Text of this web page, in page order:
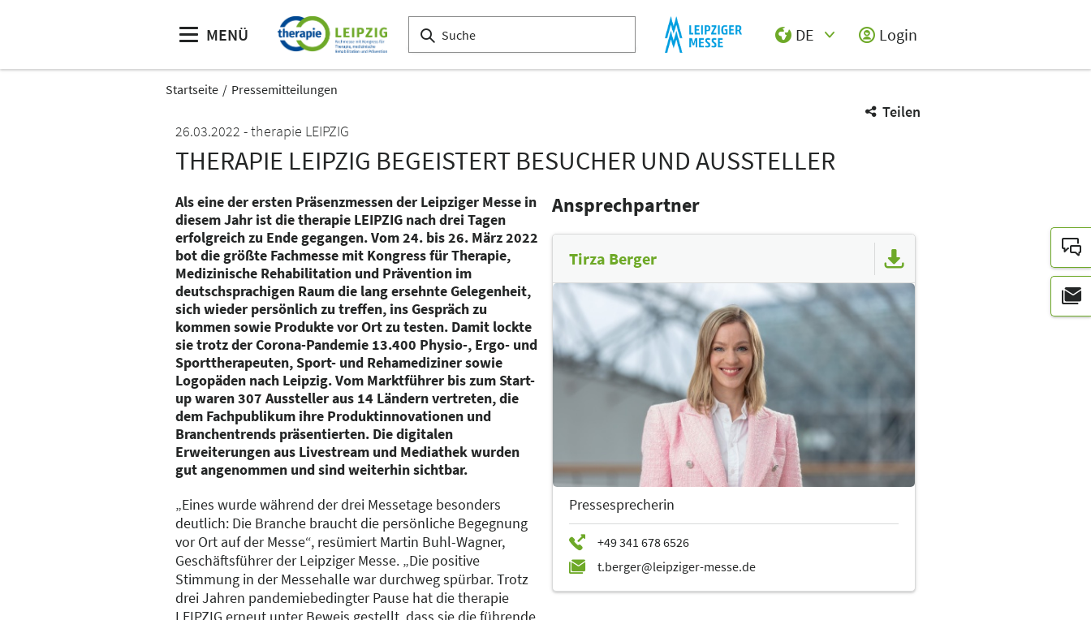
MENÜ
DE
Login
Startseite Pressemitteilungen
Teilen
26.03.2022
therapie LEIPZIG
THERAPIE LEIPZIG BEGEISTERT BESUCHER UND AUSSTELLER
Als eine der ersten Präsenzmessen der Leipziger Messe in
diesem Jahr ist die therapie LEIPZIG nach drei Tagen
erfolgreich zu Ende gegangen. Vom 24. bis 26. März 2022
bot die größte Fachmesse mit Kongress für Therapie,
Medizinische Rehabilitation und Prävention im
deutschsprachigen Raum die lang ersehnte Gelegenheit,
sich wieder persönlich zu treffen, ins Gespräch zu
kommen sowie Produkte vor Ort zu testen. Damit lockte
sie trotz der Corona-Pandemie 13.400 Physio-, Ergo- und
Sporttherapeuten, Sport- und Rehamediziner sowie
Logopäden nach Leipzig. Vom Marktführer bis zum Start-
up waren 307 Aussteller aus 14 Ländern vertreten, die
dem Fachpublikum ihre Produktinnovationen und
Branchentrends präsentierten. Die digitalen
Erweiterungen aus Livestream und Mediathek wurden
gut angenommen und sind weiterhin sichtbar.
„Eines wurde während der drei Messetage besonders
deutlich: Die Branche braucht die persönliche Begegnung
vor Ort auf der Messe“, resümiert Martin Buhl-Wagner,
Geschäftsführer der Leipziger Messe. „Die positive
Stimmung in der Messehalle war durchweg spürbar. Trotz
drei Jahren pandemiebedingter Pause hat die therapie
Ansprechpartner
Tirza Berger
Pressesprecherin